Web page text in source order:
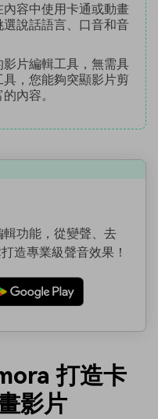
容中使用卡通或動畫
說話語言、口音和音
片編輯工具，無需具
，您能夠突顯影片剪
內容。
功能，從變聲、去
造專業級聲音效果！
打造卡
影片